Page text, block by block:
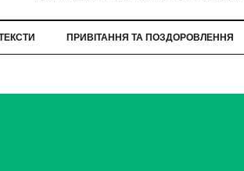
ПРИВІТАННЯ ТА ПОЗДОРОВЛЕННЯ